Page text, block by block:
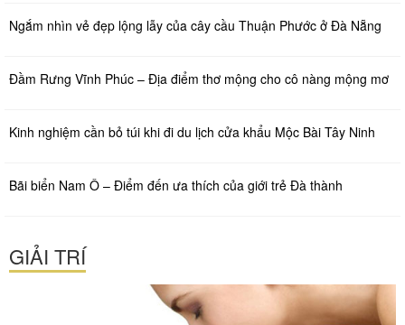
Ngắm nhìn vẻ đẹp lộng lẫy của cây cầu Thuận Phước ở Đà Nẵng
Đầm Rưng Vĩnh Phúc – Địa điểm thơ mộng cho cô nàng mộng mơ
Kinh nghiệm cần bỏ túi khi đi du lịch cửa khẩu Mộc Bài Tây Ninh
Bãi biển Nam Ô – Điểm đến ưa thích của giới trẻ Đà thành
GIẢI TRÍ